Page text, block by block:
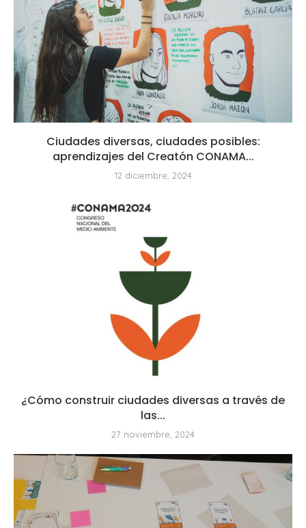
Ciudades diversas, ciudades posibles:
aprendizajes del Creatón CONAMA...
12 diciembre, 2024
¿Cómo construir ciudades diversas a través de
las...
27 noviembre, 2024